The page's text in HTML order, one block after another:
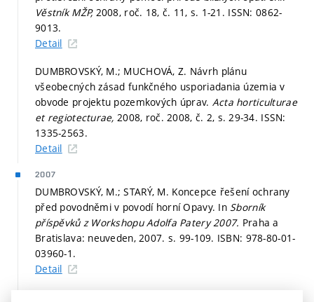
Věstník MŽP, 2008, roč. 18, č. 11, s. 1-21. ISSN: 0862-
9013.
Detail
DUMBROVSKÝ, M.; MUCHOVÁ, Z. Návrh plánu
všeobecných zásad funkčného usporiadania územia v
obvode projektu pozemkových úprav. Acta horticulturae
et regiotecturae, 2008, roč. 2008, č. 2, s. 29-34. ISSN:
1335-2563.
Detail
2007
DUMBROVSKÝ, M.; STARÝ, M. Koncepce řešení ochrany
před povodněmi v povodí horní Opavy. In Sborník
příspěvků z Workshopu Adolfa Patery 2007. Praha a
Bratislava: neuveden, 2007. s. 99-109. ISBN: 978-80-01-
03960-1.
Detail